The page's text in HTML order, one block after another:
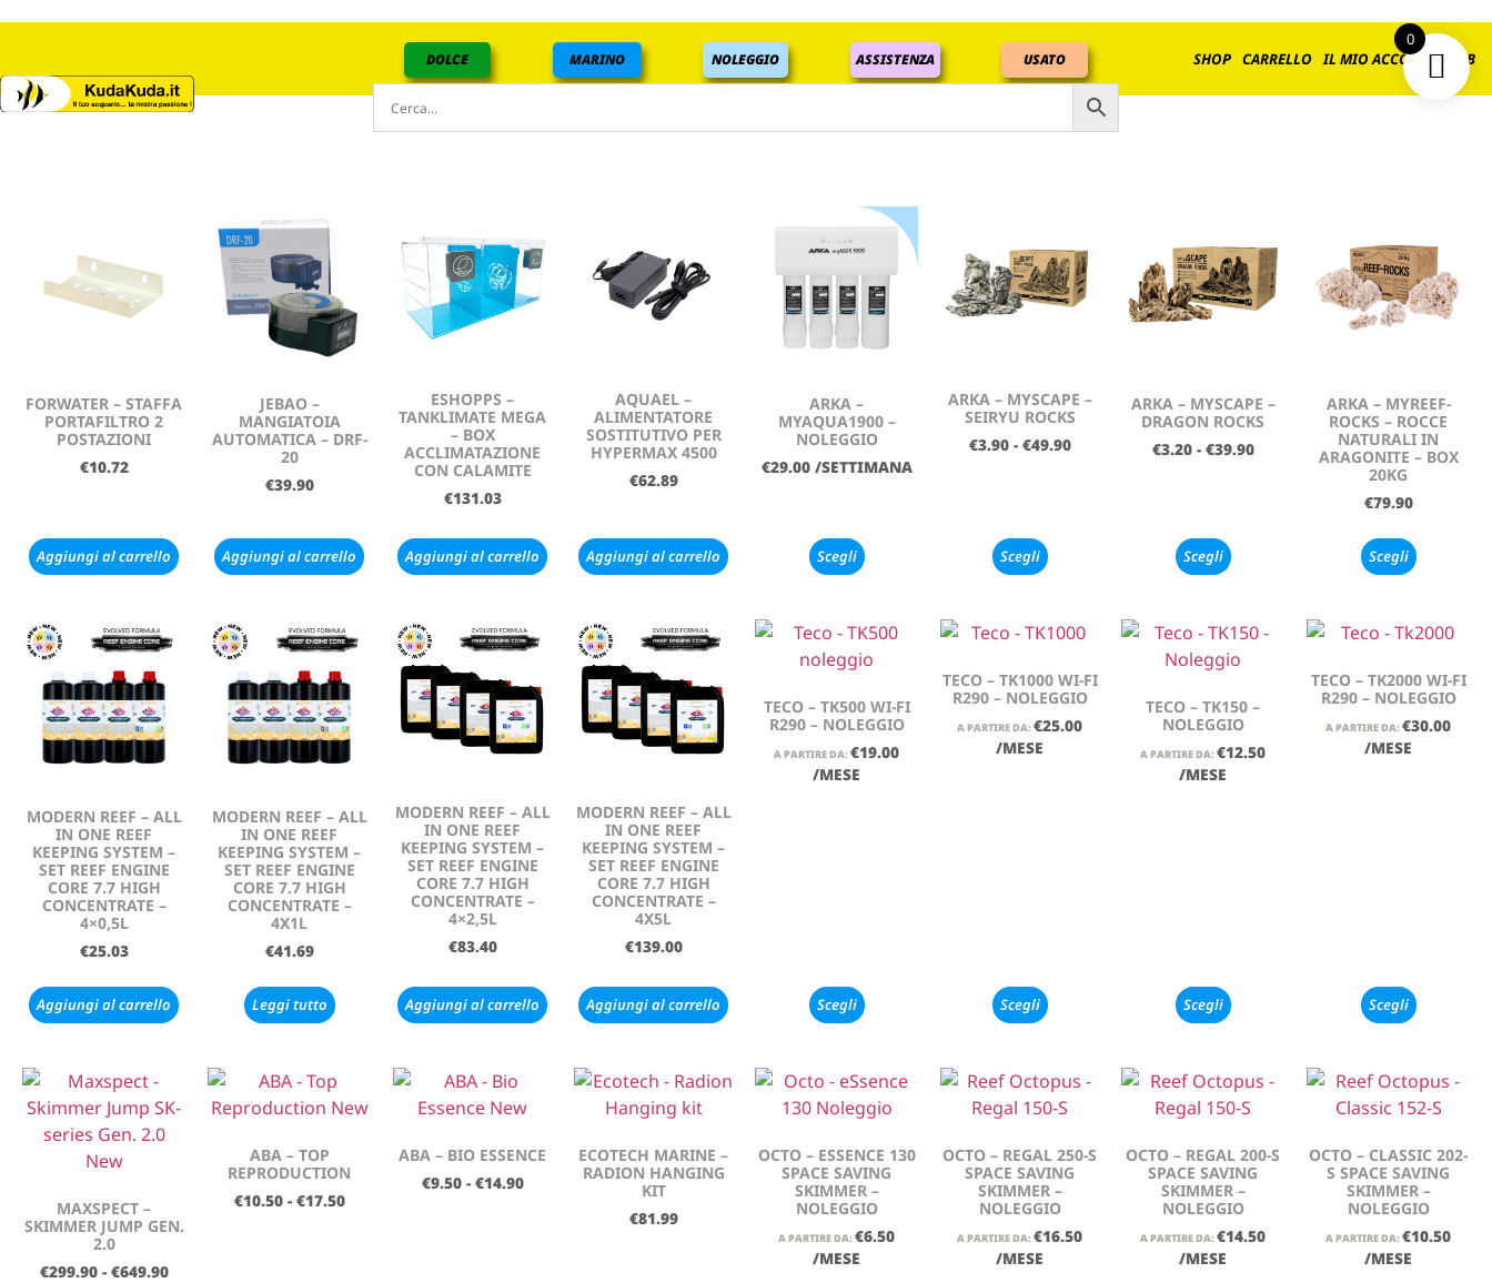
DOLCE MARINO NOLEGGIO ASSISTENZA USATO SHOP CARRELLO IL MIO ACCOUNT B2B
FORWATER – STAFFA
PORTAFILTRO 2
POSTAZIONI
€10.72
Aggiungi al carrello
JEBAO –
MANGIATOIA
AUTOMATICA – DRF-
20
€39.90
Aggiungi al carrello
ESHOPPS –
TANKLIMATE MEGA
– BOX
ACCLIMATAZIONE
CON CALAMITE
€131.03
Aggiungi al carrello
AQUAEL –
ALIMENTATORE
SOSTITUTIVO PER
HYPERMAX 4500
€62.89
Aggiungi al carrello
ARKA –
MYAQUA1900 –
NOLEGGIO
€29.00 /SETTIMANA
Scegli
ARKA – MYSCAPE –
SEIRYU ROCKS
€3.90 - €49.90
Scegli
ARKA – MYSCAPE –
DRAGON ROCKS
€3.20 - €39.90
Scegli
ARKA – MYREEF-
ROCKS – ROCCE
NATURALI IN
ARAGONITE – BOX
20KG
€79.90
Scegli
MODERN REEF – ALL
IN ONE REEF
KEEPING SYSTEM –
SET REEF ENGINE
CORE 7.7 HIGH
CONCENTRATE –
4×0,5L
€25.03
Aggiungi al carrello
MODERN REEF – ALL
IN ONE REEF
KEEPING SYSTEM –
SET REEF ENGINE
CORE 7.7 HIGH
CONCENTRATE –
4X1L
€41.69
Leggi tutto
MODERN REEF – ALL
IN ONE REEF
KEEPING SYSTEM –
SET REEF ENGINE
CORE 7.7 HIGH
CONCENTRATE –
4×2,5L
€83.40
Aggiungi al carrello
MODERN REEF – ALL
IN ONE REEF
KEEPING SYSTEM –
SET REEF ENGINE
CORE 7.7 HIGH
CONCENTRATE –
4X5L
€139.00
Aggiungi al carrello
TECO – TK500 WI-FI
R290 – NOLEGGIO
A PARTIRE DA: €19.00
/MESE
Scegli
TECO – TK1000 WI-FI
R290 – NOLEGGIO
A PARTIRE DA: €25.00
/MESE
Scegli
TECO – TK150 –
NOLEGGIO
A PARTIRE DA: €12.50
/MESE
Scegli
TECO – TK2000 WI-FI
R290 – NOLEGGIO
A PARTIRE DA: €30.00
/MESE
Scegli
MAXSPECT –
SKIMMER JUMP GEN.
2.0
€299.90 - €649.90
ABA – TOP
REPRODUCTION
€10.50 - €17.50
ABA – BIO ESSENCE
€9.50 - €14.90
ECOTECH MARINE –
RADION HANGING
KIT
€81.99
OCTO – ESSENCE 130
SPACE SAVING
SKIMMER –
NOLEGGIO
A PARTIRE DA: €6.50
/MESE
OCTO – REGAL 250-S
SPACE SAVING
SKIMMER –
NOLEGGIO
A PARTIRE DA: €16.50
/MESE
OCTO – REGAL 200-S
SPACE SAVING
SKIMMER –
NOLEGGIO
A PARTIRE DA: €14.50
/MESE
OCTO – CLASSIC 202-
S SPACE SAVING
SKIMMER –
NOLEGGIO
A PARTIRE DA: €10.50
/MESE
0